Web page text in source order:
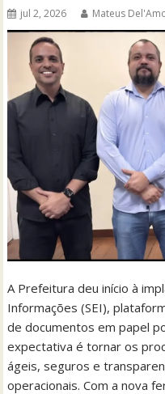
jul 2, 2026 Mateus
A Prefeitura deu início à
Informações (SEI),
de documentos em papel
expectativa é tornar os
ágeis, seguros e
operacionais. Com a nova